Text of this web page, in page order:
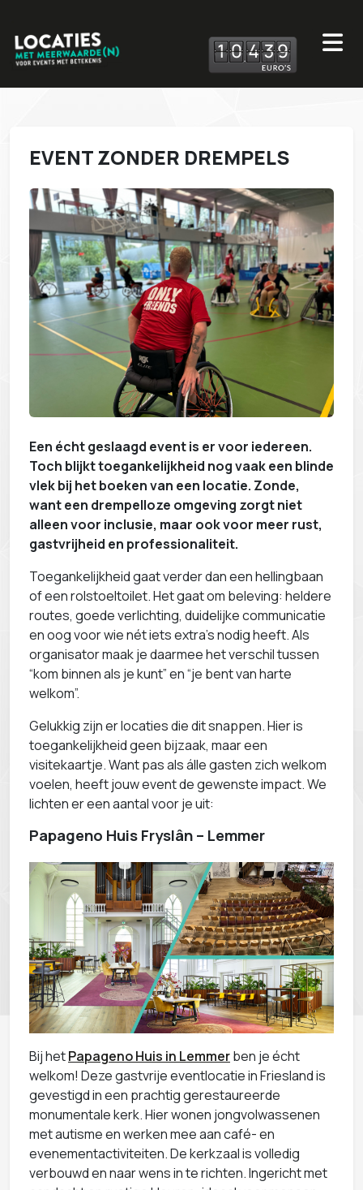
10 439
EVENT ZONDER DREMPELS
Een écht geslaagd event is er voor iedereen.
Toch blijkt toegankelijkheid nog vaak een blinde
vlek bij het boeken van een locatie. Zonde,
want een drempelloze omgeving zorgt niet
alleen voor inclusie, maar ook voor meer rust,
gastvrijheid en professionaliteit.
Toegankelijkheid gaat verder dan een hellingbaan
of een rolstoeltoilet. Het gaat om beleving: heldere
routes, goede verlichting, duidelijke communicatie
en oog voor wie nét iets extra’s nodig heeft. Als
organisator maak je daarmee het verschil tussen
“kom binnen als je kunt” en “je bent van harte
welkom”.
Gelukkig zijn er locaties die dit snappen. Hier is
toegankelijkheid geen bijzaak, maar een
visitekaartje. Want pas als álle gasten zich welkom
voelen, heeft jouw event de gewenste impact. We
lichten er een aantal voor je uit:
Papageno Huis Fryslân – Lemmer
Bij hetPapageno Huis in Lemmerben je écht
welkom! Deze gastvrije eventlocatie in Friesland is
gevestigd in een prachtig gerestaureerde
monumentale kerk. Hier wonen jongvolwassenen
met autisme en werken mee aan café- en
evenementactiviteiten. De kerkzaal is volledig
verbouwd en naar wens in te richten. Ingericht met